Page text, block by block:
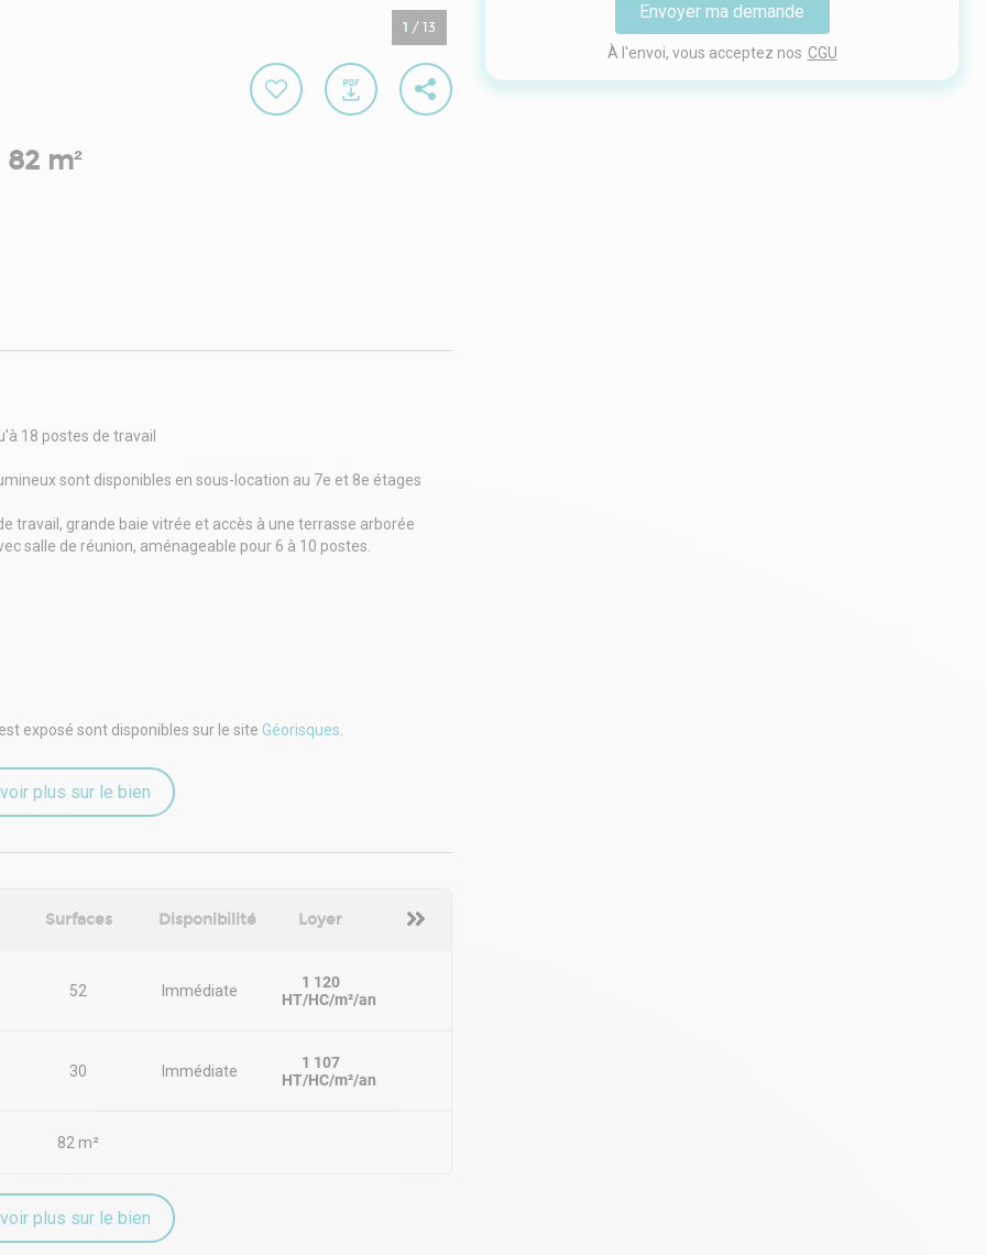
1 / 13
m²
18 postes de travail
sont disponibles en sous-location au 7e et 8e étages
travail, grande baie vitrée et accès à une terrasse arborée
salle de réunion, aménageable pour 6 à 10 postes.
euros/mois HT pour le 7e.
étage).
exposé sont disponibles sur le site Géorisques
plus sur le bien
Surfaces Disponibilité Loyer
52 Immédiate
1 120
HT/HC/m²/an
30 Immédiate
1 107
HT/HC/m²/an
82 m²
plus sur le bien
Envoyer ma demande
À l'envoi, vous acceptez nos CGU